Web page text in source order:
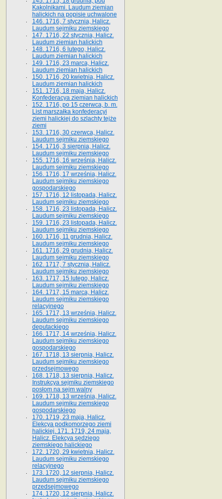
Kąkolnikami. Laudum ziemian
halickich na popisie uchwalone
146. 1716, 7 stycznia, Halicz.
Laudum sejmiku ziemskiego
147. 1716, 22 stycznia, Halicz.
Laudum ziemian halickich
148. 1716, 6 lutego, Halicz.
Laudum ziemian halickich
149. 1716, 23 marca, Halicz.
Laudum ziemian halickich
150. 1716, 20 kwietnia, Halicz.
Laudum ziemian halickich
151. 1716, 18 maja, Halicz.
Konfederacya ziemian halickich
152. 1716, po 15 czerwca, b. m.
List marszałka konfederacyi
ziemi halickiej do szlachty tejże
ziemi
153. 1716, 30 czerwca, Halicz.
Laudum sejmiku ziemskiego
154. 1716, 3 sierpnia, Halicz.
Laudum sejmiku ziemskiego
155. 1716, 16 września, Halicz.
Laudum sejmiku ziemskiego
156. 1716, 17 września, Halicz.
Laudum sejmiku ziemskiego
gospodarskiego
157. 1716, 12 listopada, Halicz.
Laudum sejmiku ziemskiego
158. 1716, 23 listopada, Halicz.
Laudum sejmiku ziemskiego
159. 1716, 23 listopada, Halicz.
Laudum sejmiku ziemskiego
160. 1716, 11 grudnia, Halicz.
Laudum sejmiku ziemskiego
161. 1716, 29 grudnia, Halicz.
Laudum sejmiku ziemskiego
162. 1717, 7 stycznia, Halicz.
Laudum sejmiku ziemskiego
163. 1717, 15 lutego, Halicz.
Laudum sejmiku ziemskiego
164. 1717, 15 marca, Halicz.
Laudum sejmiku ziemskiego
relacyjnego
165. 1717, 13 września, Halicz.
Laudum sejmiku ziemskiego
deputackiego
166. 1717, 14 września, Halicz.
Laudum sejmiku ziemskiego
gospodarskiego
167. 1718, 13 sierpnia, Halicz.
Laudum sejmiku ziemskiego
przedsejmowego
168. 1718, 13 sierpnia, Halicz.
Instrukcya sejmiku ziemskiego
posłom na sejm walny
169. 1718, 13 września, Halicz.
Laudum sejmiku ziemskiego
gospodarskiego
170. 1719, 23 maja, Halicz.
Elekcya podkomorzego ziemi
halickiej. 171. 1719, 24 maja,
Halicz. Elekcya sędziego
ziemskiego halickiego
172. 1720, 29 kwietnia, Halicz.
Laudum sejmiku ziemskiego
relacyjnego
173. 1720, 12 sierpnia, Halicz.
Laudum sejmiku ziemskiego
przedsejmowego
174. 1720, 12 sierpnia, Halicz.